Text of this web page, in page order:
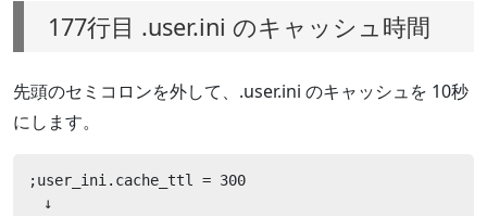
177行目 .user.ini のキャッシュ時間
先頭のセミコロンを外して、.user.ini のキャッシュを 10秒
にします。
;user_ini.cache_ttl = 300
↓